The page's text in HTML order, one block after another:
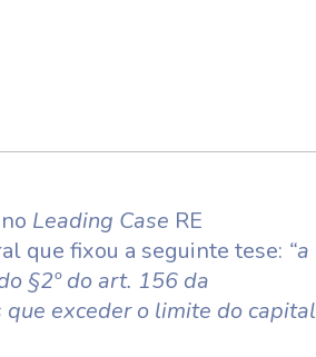
Leading Case RE
que fixou a seguinte tese: “a
§2º do art. 156 da
que exceder o limite do capital